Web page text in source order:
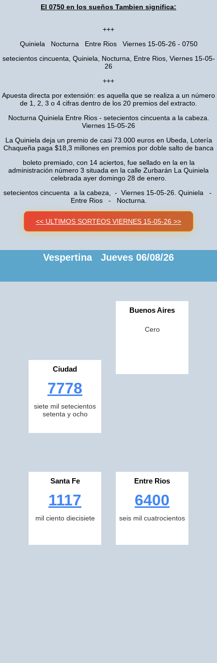
El 0750 en los sueños Tambien significa:
+++
Quiniela Nocturna Entre Rios Viernes 15-05-26 - 0750
setecientos cincuenta, Quiniela, Nocturna, Entre Rios, Viernes 15-05-
26
+++
Apuesta directa por extensión: es aquella que se realiza a un número
de 1, 2, 3 o 4 cifras dentro de los 20 premios del extracto.
Nocturna Quiniela Entre Rios - setecientos cincuenta a la cabeza.
Viernes 15-05-26
La Quiniela deja un premio de casi 73.000 euros en Ubeda, Lotería
Chaqueña paga $18,3 millones en premios por doble salto de banca
boleto premiado, con 14 aciertos, fue sellado en la en la
administración número 3 situada en la calle Zurbarán La Quiniela
celebrada ayer domingo 28 de enero.
setecientos cincuenta a la cabeza, - Viernes 15-05-26. Quiniela -
Entre Rios - Nocturna.
<< ULTIMOS SORTEOS VIERNES 15-05-26 >>
Vespertina Jueves 06/08/26
Ciudad
7778
siete mil setecientos
setenta y ocho
Buenos Aires
Cero
Santa Fe
1117
mil ciento diecisiete
Entre Rios
6400
seis mil cuatrocientos